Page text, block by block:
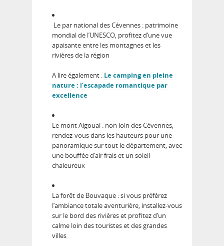
Le par national des Cévennes : patrimoine
mondial de l’UNESCO, profitez d’une vue
apaisante entre les montagnes et les
rivières de la région
A lire également : Le camping en pleine
nature : l’escapade romantique par
excellence
Le mont Aigoual : non loin des Cévennes,
rendez-vous dans les hauteurs pour une
panoramique sur tout le département, avec
une bouffée d’air frais et un soleil
chaleureux
La forêt de Bouvaque : si vous préférez
l’ambiance totale aventurière, installez-vous
sur le bord des rivières et profitez d’un
calme loin des touristes et des grandes
villes